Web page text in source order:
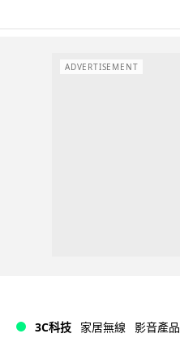
ADVERTISEMENT
3C科技 家居無線 影音產品